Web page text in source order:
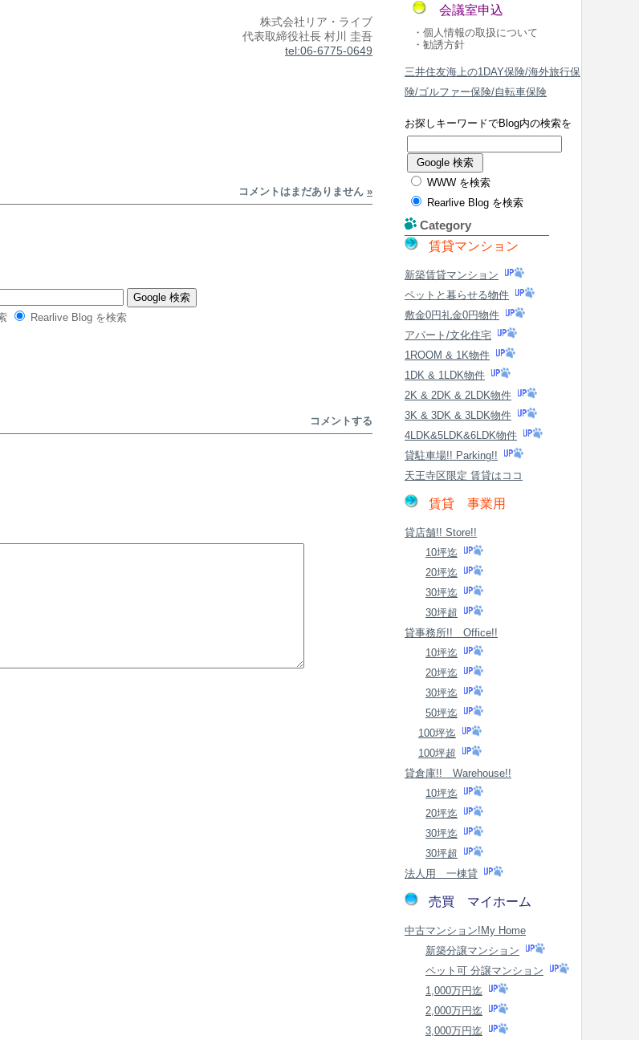
株式会社リア・ライブ
代表取締役社長 村川 圭吾
tel:06-6775-0649
コメントはまだありません »
Rearlive Blog を検索
コメントする
会議室申込
・個人情報の取扱について
・勧誘方針
三井住友海上の1DAY保険/海外旅行保
険/ゴルファー保険/自転車保険
お探しキーワードでBlog内の検索を
WWW を検索
Rearlive Blog を検索
Category
賃貸マンション
新築賃貸マンション
ペットと暮らせる物件
敷金0円礼金0円物件
アパート/文化住宅
1ROOM & 1K物件
1DK & 1LDK物件
2K & 2DK & 2LDK物件
3K & 3DK & 3LDK物件
4LDK&5LDK&6LDK物件
貸駐車場!! Parking!!
天王寺区限定 賃貸はココ
賃貸 事業用
貸店舗!! Store!!
10坪迄
20坪迄
30坪迄
30坪超
貸事務所!! Office!!
10坪迄
20坪迄
30坪迄
50坪迄
100坪迄
100坪超
貸倉庫!! Warehouse!!
10坪迄
20坪迄
30坪迄
30坪超
法人用 一棟貸
売買 マイホーム
中古マンション!My Home
新築分譲マンション
ペット可 分譲マンション
1,000万円迄
2,000万円迄
3,000万円迄